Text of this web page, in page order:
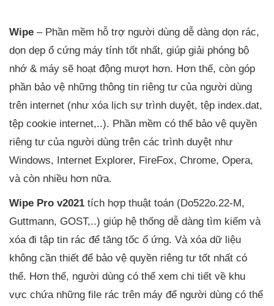
Wipe – Phần mềm hỗ trợ người dùng dễ dàng dọn rác,
dọn dẹp ổ cứng máy tính tốt nhất, giúp giải phóng bộ
nhớ & máy sẽ hoạt động mượt hơn. Hơn thế, còn góp
phần bảo vệ những thông tin riêng tư của người dùng
trên internet (như xóa lịch sự trình duyệt, tệp index.dat,
tệp cookie internet,..). Phần mềm có thể bảo vệ quyền
riêng tư của người dùng trên các trình duyệt như
Windows, Internet Explorer, FireFox, Chrome, Opera,
và còn nhiều hơn nữa.
Wipe Pro v2021 tích hợp thuật toán (Do522o.22-M,
Guttmann, GOST,..) giúp hệ thống dễ dàng tìm kiếm và
xóa đi tập tin rác để tăng tốc ổ ứng. Và xóa dữ liệu
không cần thiết để bảo vệ quyền riêng tư tốt nhất có
thể. Hơn thế, người dùng có thể xem chi tiết về khu
vực chứa những file rác trên máy để người dùng có thể